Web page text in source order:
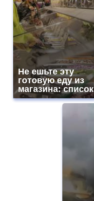
Не ешьте эту
готовую еду из
магазина: список